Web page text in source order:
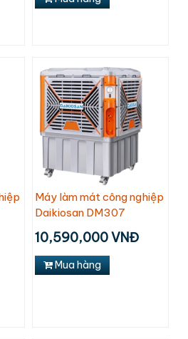
Máy làm mát công nghiệp
Daikiosan DM307
10,590,000 VNĐ
Mua hàng